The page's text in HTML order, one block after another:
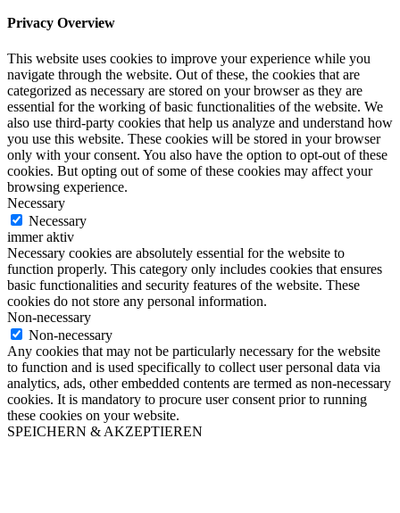
Privacy Overview
This website uses cookies to improve your experience while you
navigate through the website. Out of these, the cookies that are
categorized as necessary are stored on your browser as they are
essential for the working of basic functionalities of the website. We
also use third-party cookies that help us analyze and understand how
you use this website. These cookies will be stored in your browser
only with your consent. You also have the option to opt-out of these
cookies. But opting out of some of these cookies may affect your
browsing experience.
Necessary
Necessary
immer aktiv
Necessary cookies are absolutely essential for the website to
function properly. This category only includes cookies that ensures
basic functionalities and security features of the website. These
cookies do not store any personal information.
Non-necessary
Non-necessary
Any cookies that may not be particularly necessary for the website
to function and is used specifically to collect user personal data via
analytics, ads, other embedded contents are termed as non-necessary
cookies. It is mandatory to procure user consent prior to running
these cookies on your website.
SPEICHERN & AKZEPTIEREN